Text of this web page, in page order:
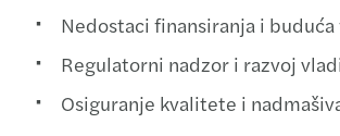
Nedostaci finansiranja i
Regulatorni nadzor i razvoj
Osiguranje kvalitete i